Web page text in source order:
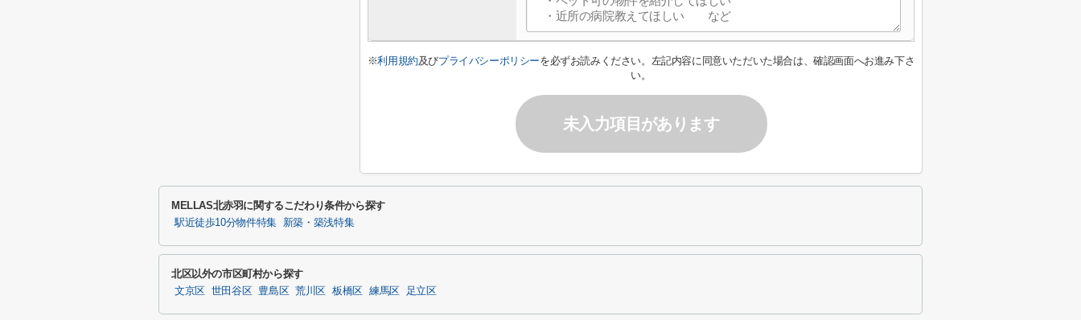
※利用規約及びプライバシーポリシーを必ずお読みください。左記内容に同意いただいた場合は、確認画面へお進み下さ
い。
未入力項目があります
MELLAS北赤羽に関するこだわり条件から探す
駅近徒歩10分物件特集 新築・築浅特集
北区以外の市区町村から探す
文京区 世田谷区 豊島区 荒川区 板橋区 練馬区 足立区